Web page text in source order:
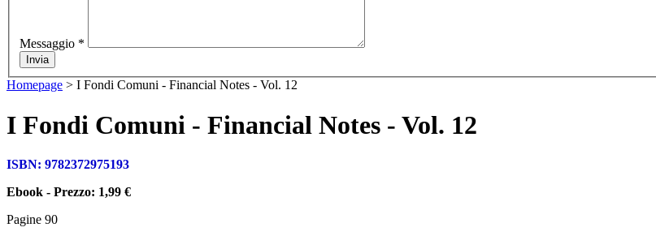
Messaggio *
Homepage > I Fondi Comuni - Financial Notes - Vol. 12
I Fondi Comuni - Financial Notes - Vol. 12
ISBN: 9782372975193
Ebook - Prezzo: 1,99 €
Pagine 90